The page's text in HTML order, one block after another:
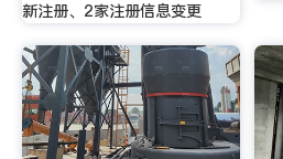
新注册、2家注册信息变更